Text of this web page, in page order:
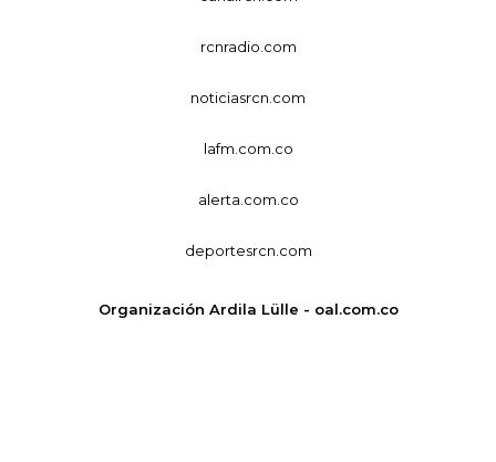
rcnradio.com
noticiasrcn.com
lafm.com.co
alerta.com.co
deportesrcn.com
Organización Ardila Lülle - oal.com.co